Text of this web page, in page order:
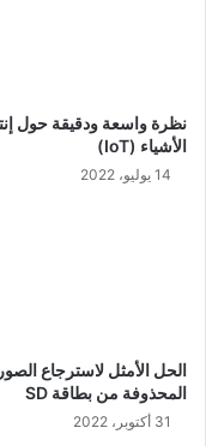
نظرة واسعة ودقيقة حول
الأشياء (IoT)
14 يوليو، 2022
الحل الأمثل لاسترجاع الصور
المحذوفة من بطاقة SD
31 أكتوبر، 2022